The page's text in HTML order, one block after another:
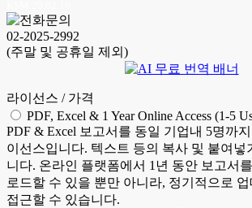
02-2025-2992
(주말 및 공휴일 제외)
라이선스 / 가격
PDF, Excel & 1 Year Online Access (1-5
PDF & Excel 보고서를 동일 기업내 5명까
이선스입니다. 텍스트 등의 복사 및 붙여넣
니다. 온라인 플랫폼에서 1년 동안 보고서
로드할 수 있을 뿐만 아니라, 정기적으로
접근할 수 있습니다.